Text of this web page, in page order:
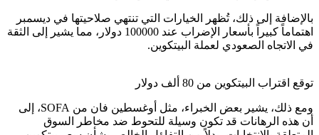
بالإضافة إلى ذلك، تُظهر الخيارات التي تنتهي صلاحيتها في ديسمبر
اهتماماً كبيراً بأسعار الإضراب عند 100000 دولار، مما يشير إلى الثقة
في الاتجاه الصعودي لعملة البيتكوين.
توقع اقتراب البيتكوين من 80 ألف دولار
ومع ذلك، يشير بعض الخبراء، مثل أوغسطين فان من SOFA، إلى
أن هذه الرهانات قد تكون وسيلة للتحوط ضد مخاطر السوق